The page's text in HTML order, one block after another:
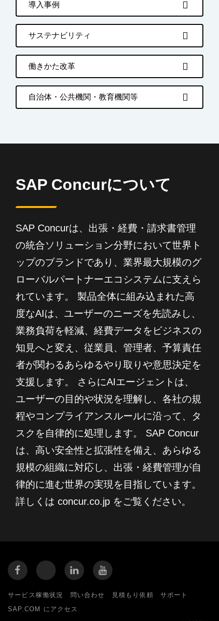
導入事例
サステナビリティ
働きかた改革
自治体・公共機関・教育機関等
SAP Concurについて
SAP Concurは、出張・経費・請求書管理
の統合ソリューション分野において世界ト
ップのブランドであり、業界最大規模のグ
ローバルパートナーエコシステムに支えら
れています。 製品全体に組み込まれた高
度なAIは、ユーザーのニーズを先読みし、
業務負荷を軽減、経費データをビジネスの
知見へと変え、従業員、管理者、予算責任
者が関わるあらゆるやり取りや意思決定を
支援します。 さらにAIエージェントは、
ユーザーの目的や状況を理解し、各社の規
程やコンプライアンスルールに沿って、タ
スクを自律的に処理します。 SAP Concur
は、高い安全性と拡張性を備え、あらゆる
規模の組織に対応し、出張・経費管理が自
律的に進む世界の実現を目指しています。
詳しくは concur.co.jp をご覧ください。
サービス稼働状況 問い合わせ 見積もり依頼
サポート
SAP.COM にアクセス